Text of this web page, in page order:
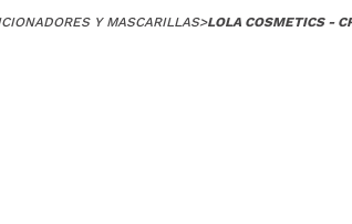
Y MASCARILLAS>LOLA COSMETICS -